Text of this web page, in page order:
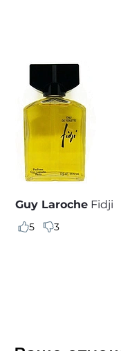
Guy Laroche Fidji
5 3